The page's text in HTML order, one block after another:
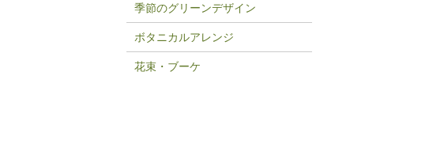
季節のグリーンデザイン
ボタニカルアレンジ
花束・ブーケ